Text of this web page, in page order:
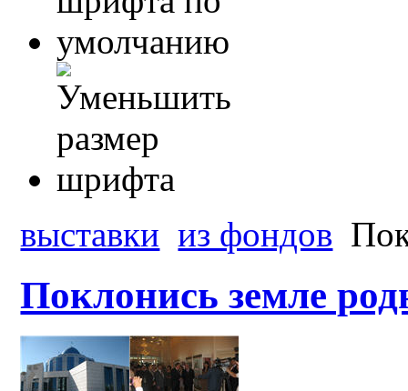
выставки из фондов
Поклонись земле